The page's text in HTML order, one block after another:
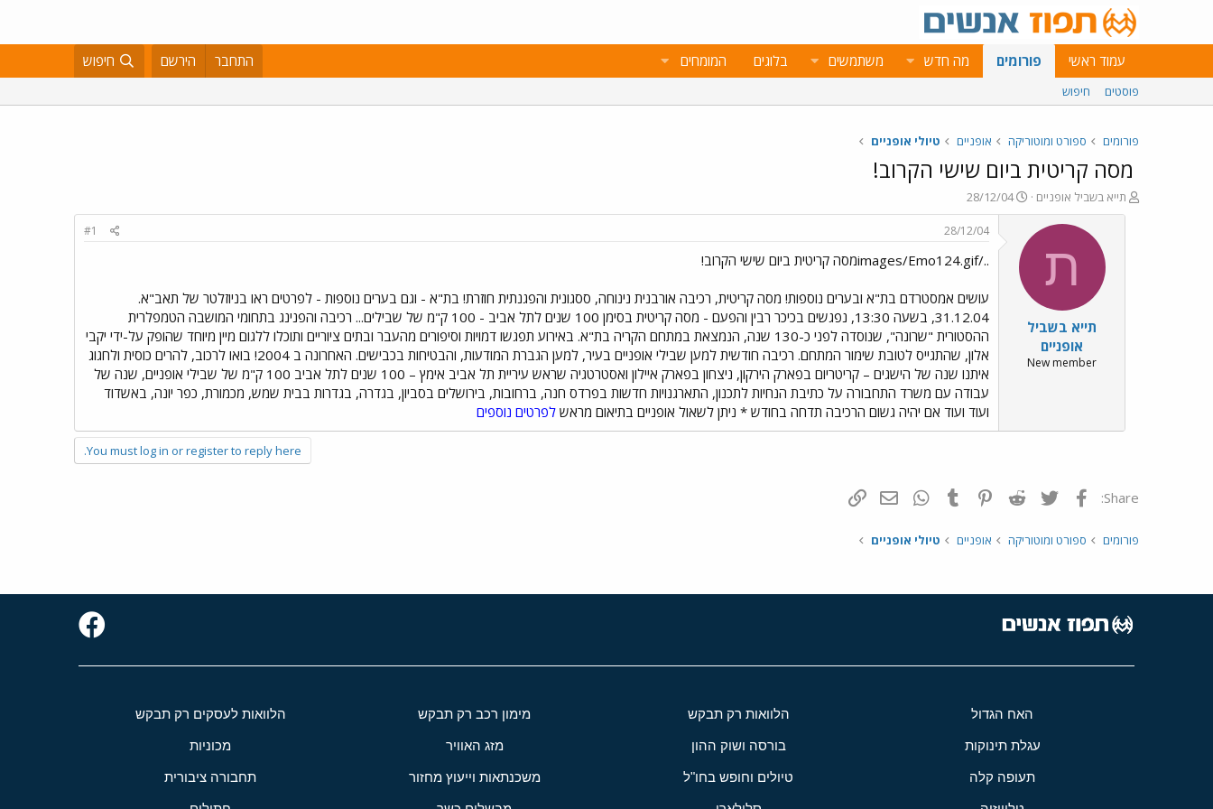
עמוד ראשי פורומים מה חדש משתמשים בלוגים המומחים התחבר הירשם חיפוש
פוסטים חיפוש
פורומים ספורט ומוטוריקה אופניים טיולי אופניים
מסה קריטית ביום שישי הקרוב!
פ
ו
תייא בשביל אופניים
פ
ו
28/12/04
ת
תייא בשביל
אופניים
New member
28/12/04
#1
../images/Emo124.gifמסה קריטית ביום שישי הקרוב!
עושים אמסטרדם בת"א ובערים נוספות! מסה קריטית, רכיבה אורבנית נינוחה, ססגונית והפגנתית חוזרת! בת"א - וגם בערים נוספות - לפרטים ראו בניוזלטר של תאב"א.
31.12.04, בשעה 13:30, נפגשים בכיכר רבין והפעם - מסה קריטית בסימן 100 שנים לתל אביב - 100 ק"מ של שבילים... רכיבה והפנינג בתחומי המושבה הטמפלרית
ההסטורית "שרונה", שנוסדה לפני כ-130 שנה, הנמצאת במתחם הקריה בת"א. באירוע תפגשו דמויות וסיפורים מהעבר ובתים ציוריים ותוכלו ללגום מיין מיוחד שהופק על-ידי יקבי
אלון, שהתגייס לטובת שימור המתחם. רכיבה חודשית למען שבילי אופניים בעיר, למען הגברת המודעות, והבטיחות בכבישים. האחרונה ב 2004! בואו לרכוב, להרים כוסית ולחגוג
איתנו שנה של הישגים – קריטריום בפארק הירקון, ניצחון בפארק איילון ואסטרטגיה שראש עיריית תל אביב אימץ – 100 שנים לתל אביב 100 ק"מ של שבילי אופניים, שנה של
עבודה עם משרד התחבורה על כתיבת הנחיות לתכנון, התארגנויות חדשות בפרדס חנה, ברחובות, בירושלים בסביון, בגדרה, בגדרות בבית שמש, מכמורת, כפר יונה, באשדוד
ועוד ועוד אם יהיה גשום הרכיבה תדחה בחודש * ניתן לשאול אופניים בתיאום מראש לפרטים נוספים
You must log in or register to reply here.
Share: פייסבוק Twitter
Reddit
Pinterest
Tumblr
WhatsAppדואר אלקטרוני
פורומים ספורט ומוטוריקה אופניים טיולי אופניים
האח הגדול הלוואות רק תבקש מימון רכב רק תבקש הלוואות לעסקים רק תבקש
עגלת תינוקות בורסה ושוק ההון מזג האוויר מכוניות
תעופה קלה טיולים וחופש בחו"ל משכנתאות וייעוץ מחזור תחבורה ציבורית